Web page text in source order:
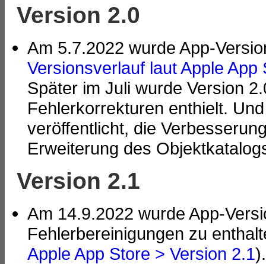
Version 2.0
Am 5.7.2022 wurde App-
Versionsverlauf laut Apple App
Später im Juli wurde Version
Fehlerkorrekturen enthielt.
veröffentlicht, die
Erweiterung des
Version 2.1
Am 14.9.2022 wurde App-
Fehlerbereinigungen zu
Apple App Store > Version 2.1).